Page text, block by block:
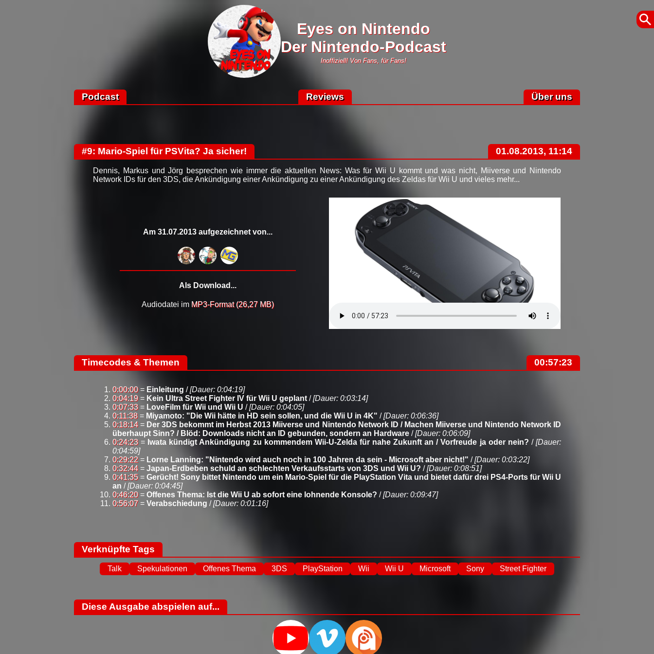
Eyes on Nintendo
Der Nintendo-Podcast
Inoffiziell! Von Fans, für Fans!
Podcast Reviews Über uns
#9: Mario-Spiel für PSVita? Ja sicher! 01.08.2013, 11:14
Dennis, Markus und Jörg besprechen wie immer die aktuellen News: Was für Wii U kommt und was nicht, Miiverse und Nintendo
Network IDs für den 3DS, die Ankündigung einer Ankündigung zu einer Ankündigung des Zeldas für Wii U und vieles mehr...
Am 31.07.2013 aufgezeichnet von...
Als Download...
Audiodatei im MP3-Format (26,27 MB)
Timecodes & Themen 00:57:23
0:00:00= Einleitung /[Dauer: 0:04:19]
0:04:19 = Kein Ultra Street Fighter IV für Wii U geplant /[Dauer: 0:03:14]
0:07:33 = LoveFilm für Wii und Wii U /[Dauer: 0:04:05]
0:11:38 = Miyamoto: "Die Wii hätte in HD sein sollen, und die Wii U in 4K" /[Dauer: 0:06:36]
0:18:14= Der 3DS bekommt im Herbst 2013 Miiverse und Nintendo Network ID / Machen Miiverse und Nintendo Network ID
überhaupt Sinn? / Blöd: Downloads nicht an ID gebunden, sondern an Hardware /[Dauer: 0:06:09]
0:24:23 = Iwata kündigt Ankündigung zu kommendem Wii-U-Zelda für nahe Zukunft an / Vorfreude ja oder nein? /[Dauer:
0:04:59]
0:29:22 = Lorne Lanning: "Nintendo wird auch noch in 100 Jahren da sein - Microsoft aber nicht!" /[Dauer: 0:03:22]
0:32:44= Japan-Erdbeben schuld an schlechten Verkaufsstarts von 3DS und Wii U? /[Dauer: 0:08:51]
0:41:35 = Gerücht! Sony bittet Nintendo um ein Mario-Spiel für die PlayStation Vita und bietet dafür drei PS4-Ports für Wii U
an /[Dauer: 0:04:45]
0:46:20= Offenes Thema: Ist die Wii U ab sofort eine lohnende Konsole? /[Dauer: 0:09:47]
0:56:07 = Verabschiedung /[Dauer: 0:01:16]
Verknüpfte Tags
Talk Spekulationen Offenes Thema 3DS PlayStation Wii Wii U Microsoft Sony Street Fighter
Diese Ausgabe abspielen auf...